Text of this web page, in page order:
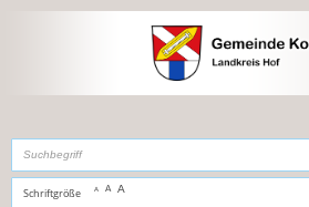
,zur Navigationoderzur Startseite
Schriftgröße A A A